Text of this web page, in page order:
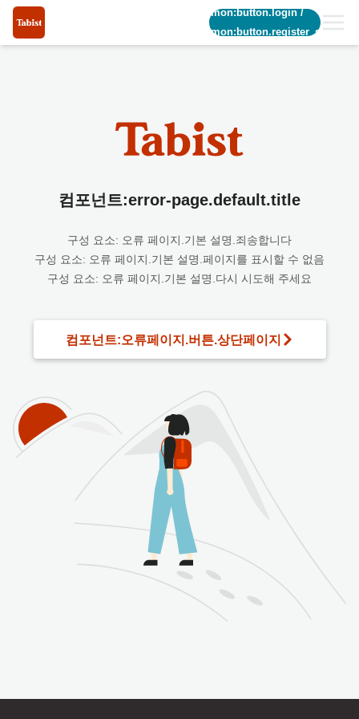
common:button.login/
common:button.register_short
컴포넌트:error-page.default.title
구성 요소: 오류 페이지.기본 설명.죄송합니다
구성 요소: 오류 페이지.기본 설명.페이지를 표시할 수 없음
구성 요소: 오류 페이지.기본 설명.다시 시도해 주세요
컴포넌트:오류페이지.버튼.상단페이지